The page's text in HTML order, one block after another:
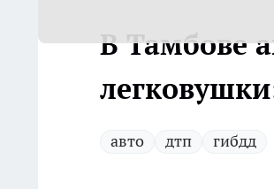
В Тамбове
авто дтп гибдд